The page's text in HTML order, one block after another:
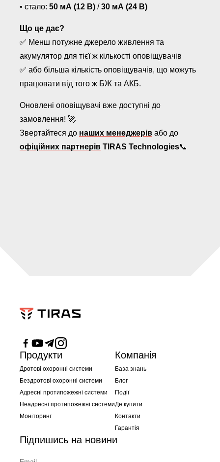
• стало: 50 мА (12 В) /30 мА (24 В)
Що це дає?
✅ Менш потужне джерело живлення та
акумулятор для тієї ж кількості оповіщувачів
✅ або більша кількість оповіщувачів, що можуть
працювати від того ж БЖ та АКБ.
Оновлені оповіщувачі вже доступні до
замовлення! 🚀
Звертайтеся до наших менеджерів або до
офіційних партнерів TIRAS Technologies📞
Продукти
Дротові охоронні системи
Бездротові охоронні системи
Адресні протипожежні системи
Неадресні протипожежні системи
Моніторинг
Компанія
База знань
Блог
Події
Де купити
Контакти
Гарантія
Підпишись на новини